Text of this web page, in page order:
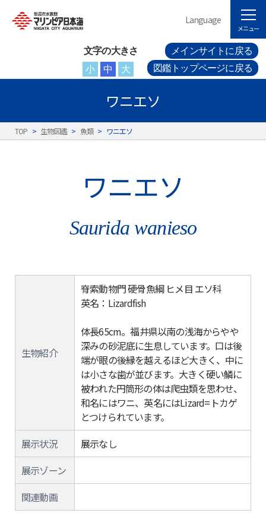
文字の大きさ
小
中 大
メインサイトに戻る
図鑑トップページに戻る
Language
メニュー
ワニエソ
TOP > 生物図鑑 > 魚類 > ワニエソ
ワニエソ
Saurida wanieso
生物紹介
脊索動物門 硬骨魚綱 ヒメ目 エソ科
英名：Lizardfish
体長65cm。福井県以南の浅海からやや
深みの砂泥底に生息しています。口は後
端が眼の後縁を越えるほど大きく、中に
は小さな歯が並びます。大きく硬い鱗に
被われた円筒形の体は爬虫類を思わせ、
和名にはワニ、英名にはLizard=トカゲ
とつけられています。
展示状況
展示なし
展示ゾーン
関連動画